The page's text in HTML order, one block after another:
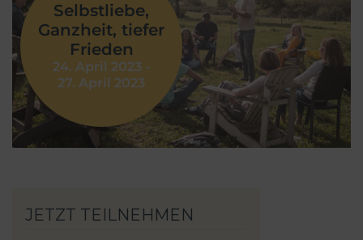
Kontakt
WooCommerce Warenkorb
Mein Account
Selbstliebe,
Ganzheit, tiefer
Frieden
24. April 2023 -
27. April 2023